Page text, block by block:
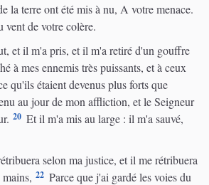
la terre ont été mis à nu, A votre menace.
vent de votre colère.
et il m'a pris, et il m'a retiré d'un gouffre
à mes ennemis très puissants, et à ceux
qu'ils étaient devenus plus forts que
au jour de mon affliction, et le Seigneur
20 Et il m'a mis au large : il m'a sauvé,
selon ma justice, et il me rétribuera
22 Parce que j'ai gardé les voies du